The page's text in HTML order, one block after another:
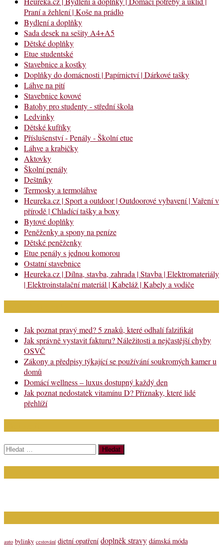
Praní a žehlení | Koše na prádlo
Bydlení a doplňky
Sada desek na sešity A4+A5
Dětské doplňky
Etue studentské
Stavebnice a kostky
Doplňky do domácnosti | Papírnictví | Dárkové tašky
Láhve na pití
Stavebnice kovové
Batohy pro studenty - střední škola
Ledvinky
Dětské kufříky
Příslušenství - Penály - Školní etue
Láhve a krabičky
Aktovky
Školní penály
Deštníky
Termosky a termoláhve
Heureka.cz | Sport a outdoor | Outdoorové vybavení | Vaření v
přírodě | Chladící tašky a boxy
Bytové doplňky
Peněženky a spony na peníze
Dětské peněženky
Etue penály s jednou komorou
Ostatní stavebnice
Heureka.cz | Dílna, stavba, zahrada | Stavba | Elektromateriály
| Elektroinstalační materiál | Kabeláž | Kabely a vodiče
Jak poznat pravý med? 5 znaků, které odhalí falzifikát
Jak správně vystavit fakturu? Náležitosti a nejčastější chyby
OSVČ
Zákony a předpisy týkající se používání soukromých kamer u
domů
Domácí wellness – luxus dostupný každý den
Jak poznat nedostatek vitamínu D? Příznaky, které lidé
přehlíží
Vyhledávání
auto bylinky cestování dietní opatření doplněk stravy dámská móda